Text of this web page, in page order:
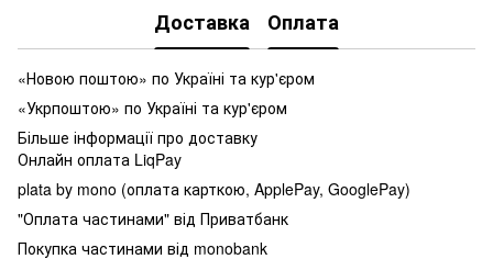
Доставка Оплата
«Новою поштою» по Україні та кур'єром
«Укрпоштою» по Україні та кур'єром
Більше інформації про доставку
Онлайн оплата LiqPay
plata by mono (оплата карткою, ApplePay, GooglePay)
"Оплата частинами" від Приватбанк
Покупка частинами від monobank